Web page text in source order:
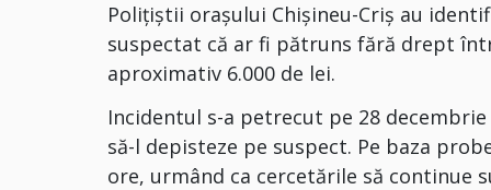
Polițiștii orașului Chișineu-Criș au
suspectat că ar fi pătruns fără drept
aproximativ 6.000 de lei.
Incidentul s-a petrecut pe 28
să-l depisteze pe suspect. Pe baza
ore, urmând ca cercetările să continue